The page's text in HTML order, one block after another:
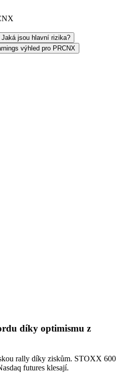
Jaká jsou hlavní rizika?
výhled pro PRCNX
díky optimismu z
rally díky ziskům. STOXX 600
futures klesají.